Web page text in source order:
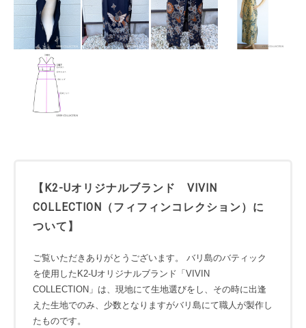
【K2-Uオリジナルブランド VIVIN
COLLECTION（フィフィンコレクション）に
ついて】
ご覧いただきありがとうございます。 バリ島のバティック
を使用したK2-Uオリジナルブランド「VIVIN
COLLECTION」は、現地にて生地選びをし、その時に出逢
えた生地でのみ、少数となりますがバリ島にて職人が製作し
たものです。